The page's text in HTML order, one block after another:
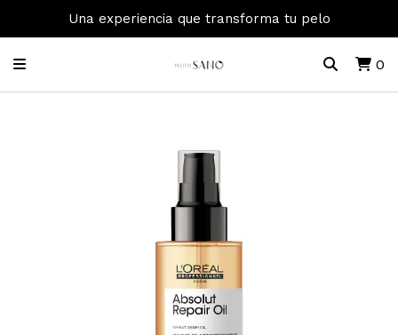
Una experiencia que transforma tu pelo
0